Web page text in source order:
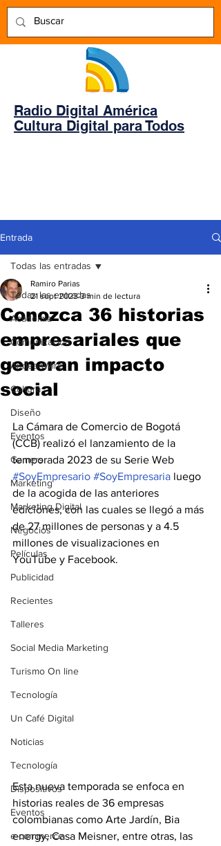
Radio Digital América
Cultura Digital para Todos
Entrada
Todas las entradas
Academia
Comunicación
AndeanWire
Cultura
Diseño
Eventos
Gamers
Marketing
Marketing Digital
Negocios
Películas
Publicidad
Recientes
Talleres
Social Media Marketing
Turismo On line
Tecnología
Un Café Digital
Noticias
Tecnología
Dispositivos
Eventos
e-commerce
Todas las entradas
Conozca 36 historias
empresariales que
generan impacto
social
Ramiro Parias
21 sept 2023 3 min de lectura
La Cámara de Comercio de Bogotá
(CCB) realizó el lanzamiento de la
temporada 2023 de su Serie Web
#SoyEmpresario #SoyEmpresaria luego
de la acogida de las anteriores
ediciones, con las cuales se llegó a más
de 27 millones de personas y a 4.5
millones de visualizaciones en
YouTube y Facebook.
Esta nueva temporada se enfoca en
historias reales de 36 empresas
colombianas como Arte Jardín, Bia
energy, Casa Meisner, entre otras, las